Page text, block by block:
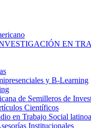
EN
y B-Learning
de Semilleros de
Científicos
en Trabajo Social
Institucionales